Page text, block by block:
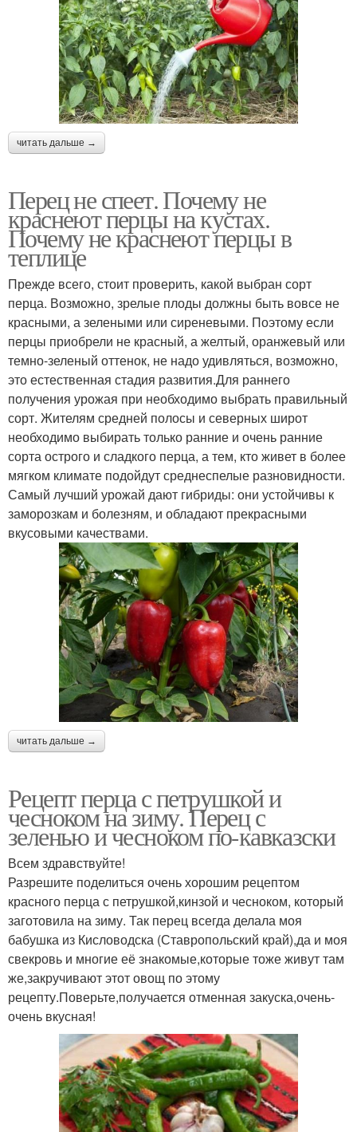
читать дальше →
Перец не спеет. Почему не
краснеют перцы на кустах.
Почему не краснеют перцы в
теплице
Прежде всего, стоит проверить, какой выбран сорт
перца. Возможно, зрелые плоды должны быть вовсе не
красными, а зелеными или сиреневыми. Поэтому если
перцы приобрели не красный, а желтый, оранжевый или
темно-зеленый оттенок, не надо удивляться, возможно,
это естественная стадия развития.Для раннего
получения урожая при необходимо выбрать правильный
сорт. Жителям средней полосы и северных широт
необходимо выбирать только ранние и очень ранние
сорта острого и сладкого перца, а тем, кто живет в более
мягком климате подойдут среднеспелые разновидности.
Самый лучший урожай дают гибриды: они устойчивы к
заморозкам и болезням, и обладают прекрасными
вкусовыми качествами.
читать дальше →
Рецепт перца с петрушкой и
чесноком на зиму. Перец с
зеленью и чесноком по-кавказски
Всем здравствуйте!
Разрешите поделиться очень хорошим рецептом
красного перца с петрушкой,кинзой и чесноком, который
заготовила на зиму. Так перец всегда делала моя
бабушка из Кисловодска (Ставропольский край),да и моя
свекровь и многие её знакомые,которые тоже живут там
же,закручивают этот овощ по этому
рецепту.Поверьте,получается отменная закуска,очень-
очень вкусная!